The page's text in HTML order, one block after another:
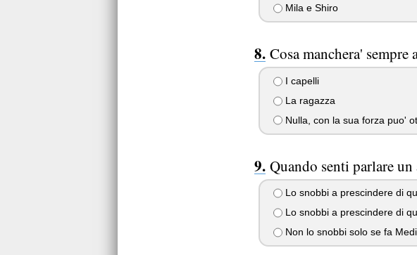
Mila e Shiro
Cosa manchera' sempre
I capelli
La ragazza
Nulla, con la sua forza puo'
Quando senti parlare
Lo snobbi a prescindere di
Lo snobbi a prescindere di
Non lo snobbi solo se fa